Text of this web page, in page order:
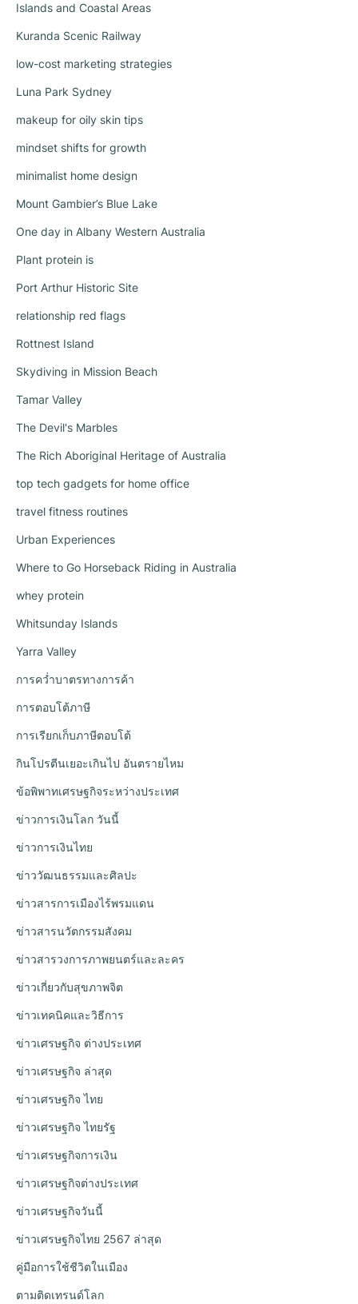
Islands and Coastal Areas
Kuranda Scenic Railway
low-cost marketing strategies
Luna Park Sydney
makeup for oily skin tips
mindset shifts for growth
minimalist home design
Mount Gambier’s Blue Lake
One day in Albany Western Australia
Plant protein is
Port Arthur Historic Site
relationship red flags
Rottnest Island
Skydiving in Mission Beach
Tamar Valley
The Devil's Marbles
The Rich Aboriginal Heritage of Australia
top tech gadgets for home office
travel fitness routines
Urban Experiences
Where to Go Horseback Riding in Australia
whey protein
Whitsunday Islands
Yarra Valley
การคว่ำบาตรทางการค้า
การตอบโต้ภาษี
การเรียกเก็บภาษีตอบโต้
กินโปรตีนเยอะเกินไป อันตรายไหม
ข้อพิพาทเศรษฐกิจระหว่างประเทศ
ข่าวการเงินโลก วันนี้
ข่าวการเงินไทย
ข่าววัฒนธรรมและศิลปะ
ข่าวสารการเมืองไร้พรมแดน
ข่าวสารนวัตกรรมสังคม
ข่าวสารวงการภาพยนตร์และละคร
ข่าวเกี่ยวกับสุขภาพจิต
ข่าวเทคนิคและวิธีการ
ข่าวเศรษฐกิจ ต่างประเทศ
ข่าวเศรษฐกิจ ล่าสุด
ข่าวเศรษฐกิจ ไทย
ข่าวเศรษฐกิจ ไทยรัฐ
ข่าวเศรษฐกิจการเงิน
ข่าวเศรษฐกิจต่างประเทศ
ข่าวเศรษฐกิจวันนี้
ข่าวเศรษฐกิจไทย 2567 ล่าสุด
คู่มือการใช้ชีวิตในเมือง
ตามติดเทรนด์โลก